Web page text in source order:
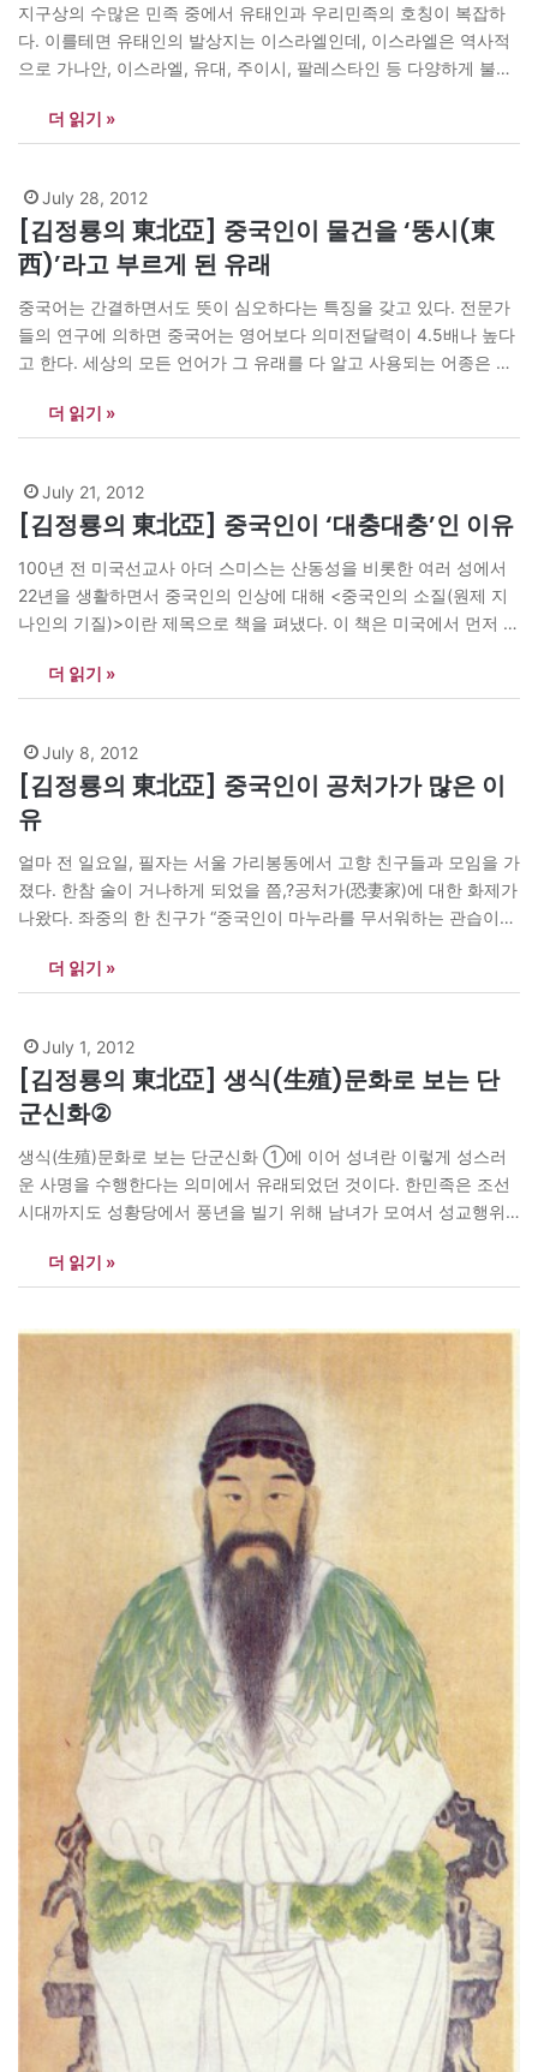
지구상의 수많은 민족 중에서 유태인과 우리민족의 호칭이 복잡하
다. 이를테면 유태인의 발상지는 이스라엘인데, 이스라엘은 역사적
으로 가나안, 이스라엘, 유대, 주이시, 팔레스타인 등 다양하게 불려
은 조선민족, 한민족, 고려인, 조선족 등 다양한 호칭을 갖고 있다.
도대체 어떻게 불러야 하는지 헷갈린다. 이념문제도 개입돼 더욱 복
더 읽기 »
July 28, 2012
[김정룡의 東北亞] 중국인이 물건을 ‘뚱시(東
西)’라고 부르게 된 유래
중국어는 간결하면서도 뜻이 심오하다는 특징을 갖고 있다. 전문가
들의 연구에 의하면 중국어는 영어보다 의미전달력이 4.5배나 높다
고 한다. 세상의 모든 언어가 그 유래를 다 알고 사용되는 어종은 없
깊으며 상용어휘라 할지라도 유래를 모르고 사용하는 것이 매우 많
다. 그럼 여기서 중국인은 왜 물건을 ‘남북(南北)’이라…
더 읽기 »
July 21, 2012
[김정룡의 東北亞] 중국인이 ‘대충대충’인 이유
100년 전 미국선교사 아더 스미스는 산동성을 비롯한 여러 성에서
22년을 생활하면서 중국인의 인상에 대해 <중국인의 소질(원제 지
나인의 기질)>이란 제목으로 책을 펴냈다. 이 책은 미국에서 먼저 출
당시 구미의 대중전문가들이 중국과 중국인에 대해 다각도로 연구
하고 책도 많이 출간했으나 이 책이 유명해진 것은…
더 읽기 »
July 8, 2012
[김정룡의 東北亞] 중국인이 공처가가 많은 이
유
얼마 전 일요일, 필자는 서울 가리봉동에서 고향 친구들과 모임을 가
졌다. 한참 술이 거나하게 되었을 쯤,?공처가(恐妻家)에 대한 화제가
나왔다. 좌중의 한 친구가 “중국인이 마누라를 무서워하는 관습이
웃었다. 그는 계속해서 “본래 남권절대주의로 살아왔던 우리 민족과
일본인도 지금은 중국인처럼 마누라를 무서워하는 방향으로 가고
더 읽기 »
July 1, 2012
[김정룡의 東北亞] 생식(生殖)문화로 보는 단
군신화②
생식(生殖)문화로 보는 단군신화 ①에 이어 성녀란 이렇게 성스러
운 사명을 수행한다는 의미에서 유래되었던 것이다. 한민족은 조선
시대까지도 성황당에서 풍년을 빌기 위해 남녀가 모여서 성교행위
적하고 있는데 이는 역사문화에 대한 왜곡이다. 당시 사람들은 그것
을 매음행위라 전혀 생각하지 않았을 뿐더러 성스러운 일을 수행한
더 읽기 »